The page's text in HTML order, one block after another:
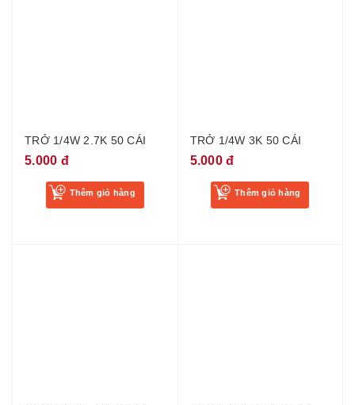
TRỞ 1/4W 2.7K 50 CÁI
5.000 đ
Thêm giỏ hàng
TRỞ 1/4W 3K 50 CÁI
5.000 đ
Thêm giỏ hàng